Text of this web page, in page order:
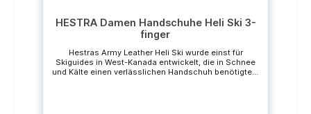
HESTRA Damen Handschuhe Heli Ski 3-
finger
Hestras Army Leather Heli Ski wurde einst für
Skiguides in West-Kanada entwickelt, die in Schnee
und Kälte einen verlässlichen Handschuh benötigten.